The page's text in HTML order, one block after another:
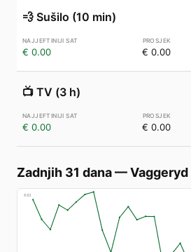
💨 Sušilo (10 min)
€ 0.00 € 0.00
📺 TV (3 h)
€ 0.00 € 0.00
Zadnjih 31 dana—Vaggeryd
€83